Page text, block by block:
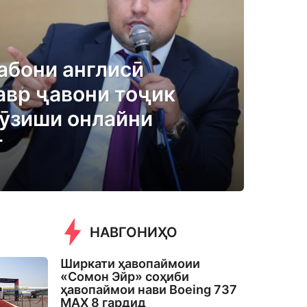
англисӣ
ҷавони тоҷик
онлайни
НАВГОНИҲО
Ширкати ҳавопаймоии
«Сомон Эйр» соҳиби
ҳавопаймои нави Boeing 737
MAX 8 гардид